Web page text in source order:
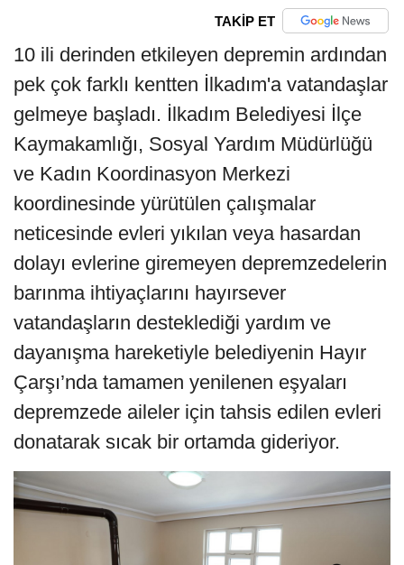
TAKİP ET
10 ili derinden etkileyen depremin ardından
pek çok farklı kentten İlkadım'a vatandaşlar
gelmeye başladı. İlkadım Belediyesi İlçe
Kaymakamlığı, Sosyal Yardım Müdürlüğü
ve Kadın Koordinasyon Merkezi
koordinesinde yürütülen çalışmalar
neticesinde evleri yıkılan veya hasardan
dolayı evlerine giremeyen depremzedelerin
barınma ihtiyaçlarını hayırsever
vatandaşların desteklediği yardım ve
dayanışma hareketiyle belediyenin Hayır
Çarşı’nda tamamen yenilenen eşyaları
depremzede aileler için tahsis edilen evleri
donatarak sıcak bir ortamda gideriyor.